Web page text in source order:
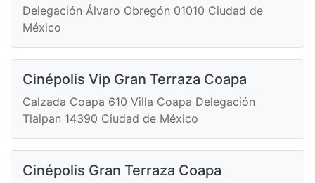
Delegación Álvaro Obregón 01010 Ciudad de
México
Cinépolis Vip Gran Terraza Coapa
Calzada Coapa 610 Villa Coapa Delegación
Tlalpan 14390 Ciudad de México
Cinépolis Gran Terraza Coapa